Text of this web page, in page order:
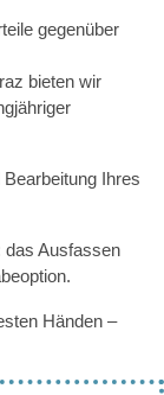
gegenüber
bieten wir
Ihres
das Ausfassen
Händen –